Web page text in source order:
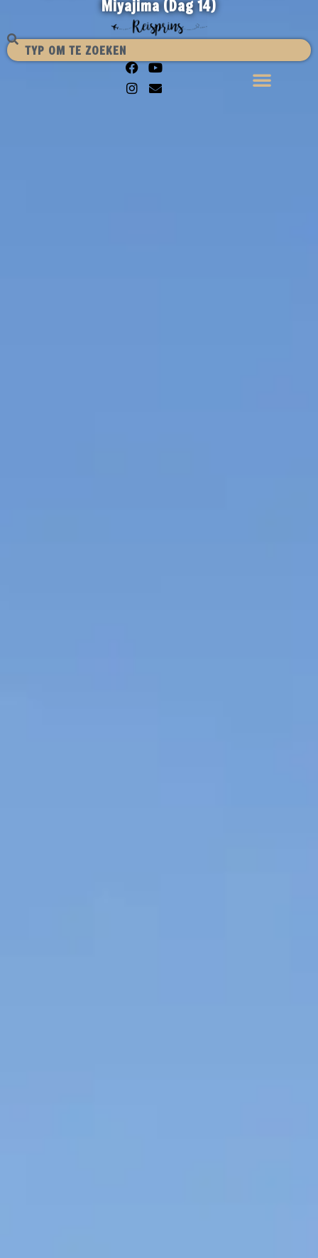
Miyajima (Dag 14)